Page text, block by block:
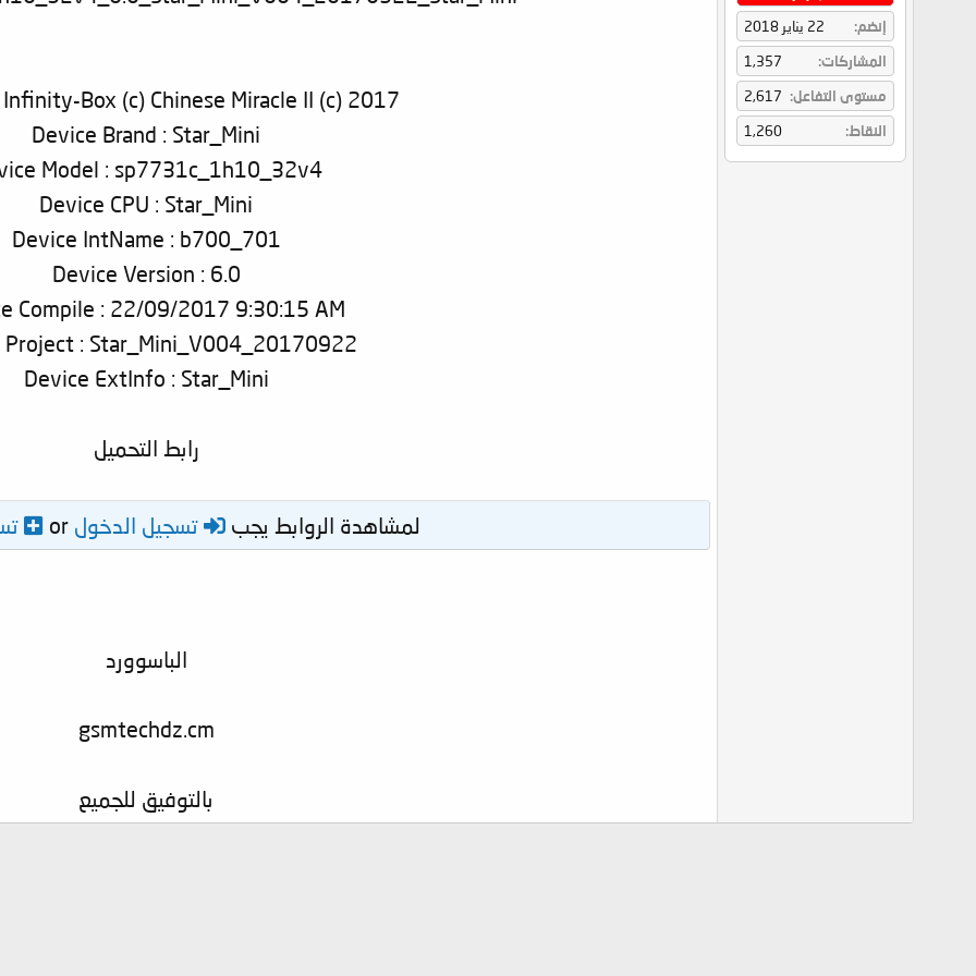
إنضم
22 يناير 2018
المشاركات
1,357
مستوى التفاعل
2,617
النقاط
1,260
Box (c) Chinese Miracle II (c) 2017
Device Brand : Star_Mini
Model : sp7731c_1h10_32v4
Device CPU : Star_Mini
Device IntName : b700_701
Device Version : 6.0
Compile : 22/09/2017 9:30:15 AM
Project : Star_Mini_V004_20170922
Device ExtInfo : Star_Mini
رابط التحميل
لمشاهدة الروابط يجب تسجيل الدخولor
الباسوورد
gsmtechdz.cm
بالتوفيق للجميع